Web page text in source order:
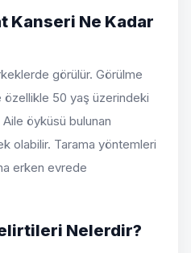
Kanseri Ne Kadar
görülür. Görülme
özellikle 50 yaş üzerindeki
Aile öyküsü bulunan
olabilir. Tarama yöntemleri
erken evrede
Nelerdir?